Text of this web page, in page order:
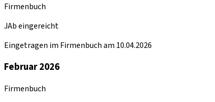
Firmenbuch
JAb eingereicht
Eingetragen im Firmenbuch am 10.04.2026
Februar 2026
Firmenbuch